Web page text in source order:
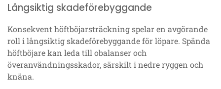
Långsiktig skadeförebyggande
Konsekvent höftböjarsträckning spelar en avgörande
roll i långsiktig skadeförebyggande för löpare. Spända
höftböjare kan leda till obalanser och
överanvändningsskador, särskilt i nedre ryggen och
knäna.